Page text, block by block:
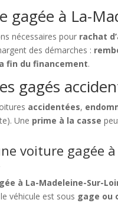
gagée à La-
nécessaires pour rachat
des démarches :
fin du financement.
gagés
accidentées,
Une prime à la casse
voiture gagée
à La-Madeleine-Sur-
véhicule est sous gage ou